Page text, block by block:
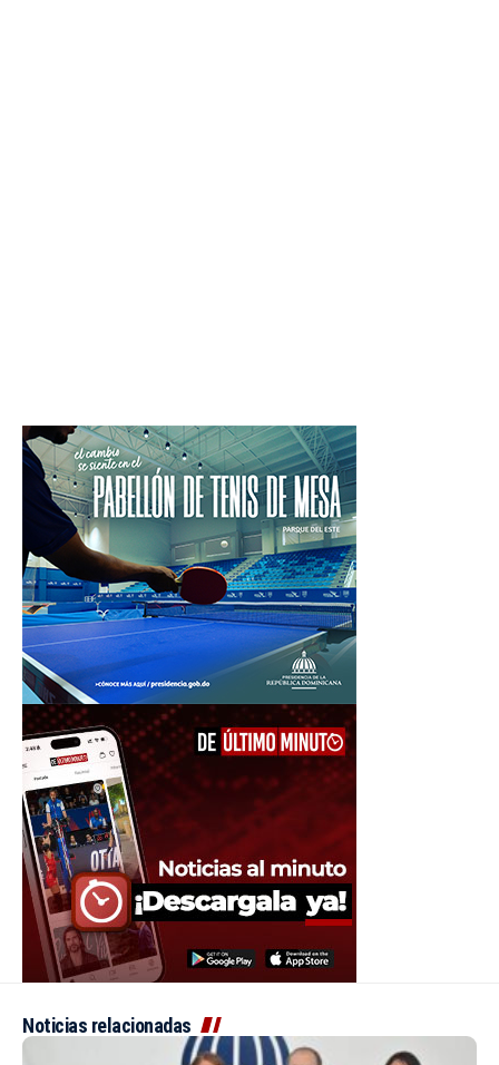
Noticias relacionadas